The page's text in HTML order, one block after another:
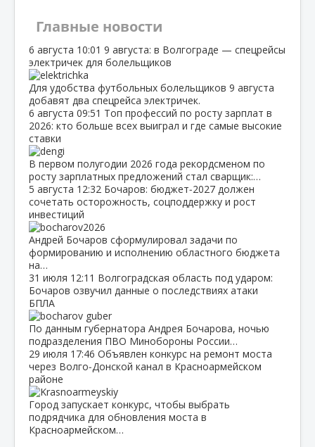
Главные новости
6 августа 10:01 9 августа: в Волгограде — спецрейсы
электричек для болельщиков
Для удобства футбольных болельщиков 9 августа
добавят два спецрейса электричек.
6 августа 09:51 Топ профессий по росту зарплат в
2026: кто больше всех выиграл и где самые высокие
ставки
В первом полугодии 2026 года рекордсменом по
росту зарплатных предложений стал сварщик:…
5 августа 12:32 Бочаров: бюджет‑2027 должен
сочетать осторожность, соцподдержку и рост
инвестиций
Андрей Бочаров сформулировал задачи по
формированию и исполнению областного бюджета
на…
31 июля 12:11 Волгоградская область под ударом:
Бочаров озвучил данные о последствиях атаки
БПЛА
По данным губернатора Андрея Бочарова, ночью
подразделения ПВО Минобороны России…
29 июля 17:46 Объявлен конкурс на ремонт моста
через Волго‑Донской канал в Красноармейском
районе
Город запускает конкурс, чтобы выбрать
подрядчика для обновления моста в
Красноармейском…